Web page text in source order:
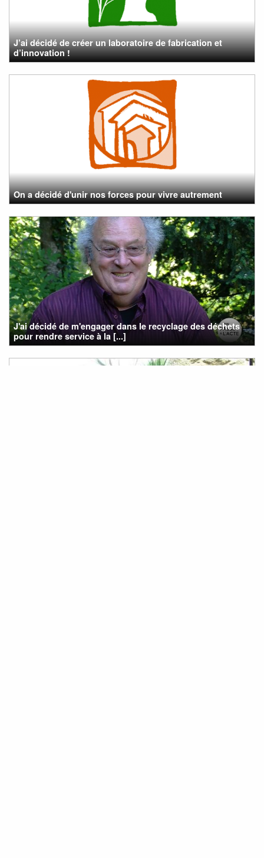
J’ai décidé de créer un laboratoire de fabrication et
d’innovation !
On a décidé d'unir nos forces pour vivre autrement
J'ai décidé de m'engager dans le recyclage des déchets
pour rendre service à la [...]